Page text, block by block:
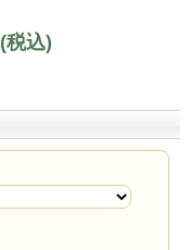
(税込)